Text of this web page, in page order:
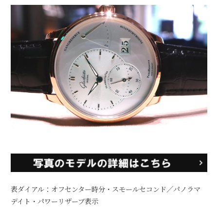
表ダイアル：オフセンター時分・スモールセコンド／パノラマ
デイト・パワーリザーブ表示